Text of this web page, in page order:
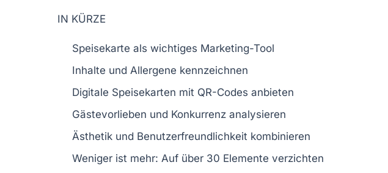
IN KÜRZE
Speisekarte als wichtiges Marketing-Tool
Inhalte und Allergene kennzeichnen
Digitale Speisekarten mit QR-Codes anbieten
Gästevorlieben und Konkurrenz analysieren
Ästhetik und Benutzerfreundlichkeit kombinieren
Weniger ist mehr: Auf über 30 Elemente verzichten